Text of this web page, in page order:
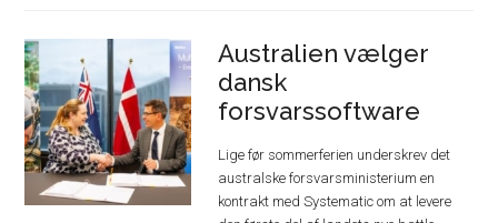
Australien vælger
dansk
forsvarssoftware
Lige før sommerferien underskrev det
australske forsvarsministerium en
kontrakt med Systematic om at levere